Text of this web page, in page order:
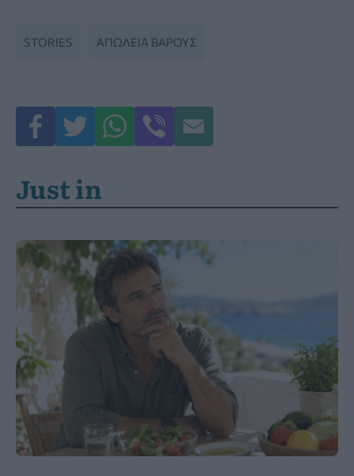
STORIES ΑΠΏΛΕΙΑ ΒΆΡΟΥΣ
Just in